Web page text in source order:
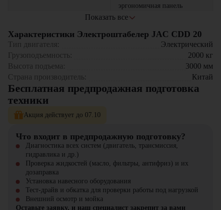
эргономичная панель
управления и удобная
Безопасность
многоуровневая система
Универсальность
возможность работы с
Где применяется JAC CDD 20?
Крупные распределительные центры – интенсивная обработка
Производственные предприятия – транспортировка тяжелых
материалов и готовой продукции
Логистические комплексы – эффективное складирование
товаров
Строительные площадки – перемещение строительных
материалов
крупногабаритными грузами
Почему стоит выбрать JAC CDD 20?
Надежность – проверенное качество компонентов
Экономичность – низкие затраты на обслуживание
Безопасность – защита оператора и грузов
Универсальность – подходит для различных задач
Показать все
Характеристики Электроштабелер JAC CDD 20
Тип двигателя:
Электрический
Грузоподъемность:
2000 кг
Высота подъема:
3000 мм
Страна производитель:
Китай
Бесплатная предпродажная подготовка
техники
Акция действует до 07.10
Что входит в предпродажную подготовку?
Диагностика всех систем (двигатель, трансмиссия,
гидравлика и др.)
Проверка жидкостей (масло, фильтры, антифриз) и их
дозаправка
Установка навесного оборудования
Тест-драйв и обкатка для проверки работы под нагрузкой
Внешний осмотр и мойка
Оставьте заявку, и наш специалист закрепит за вами